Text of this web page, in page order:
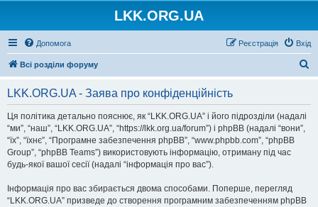
LKK.ORG.UA
Допомога Вхід
Реєстрація
Всі розділи форуму
LKK.ORG.UA - Заява про конфіденційність
Ця політика детально пояснює, як “LKK.ORG.UA” і його підрозділи (надалі
“ми”, “наш”, “LKK.ORG.UA”, “https://lkk.org.ua/forum”) і phpBB (надалі “вони”,
“їх”, “їхнє”, “Програмне забезпечення phpBB”, “www.phpbb.com”, “phpBB
Group”, “phpBB Teams”) використовують інформацію, отриману під час
будь-якої вашої сесії (надалі “інформація про вас”).
Інформація про вас збирається двома способами. Поперше, перегляд
“LKK.ORG.UA” призведе до створення програмним забезпеченням phpBB